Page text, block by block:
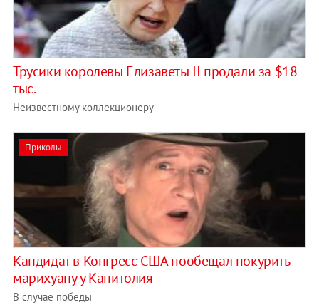
Трусики королевы Елизаветы II продали за $18
тыс.
Неизвестному коллекционеру
Приколы
Кандидат в Конгресс США пообещал покурить
марихуану у Капитолия
В случае победы